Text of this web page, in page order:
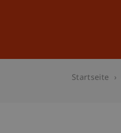
Startseite